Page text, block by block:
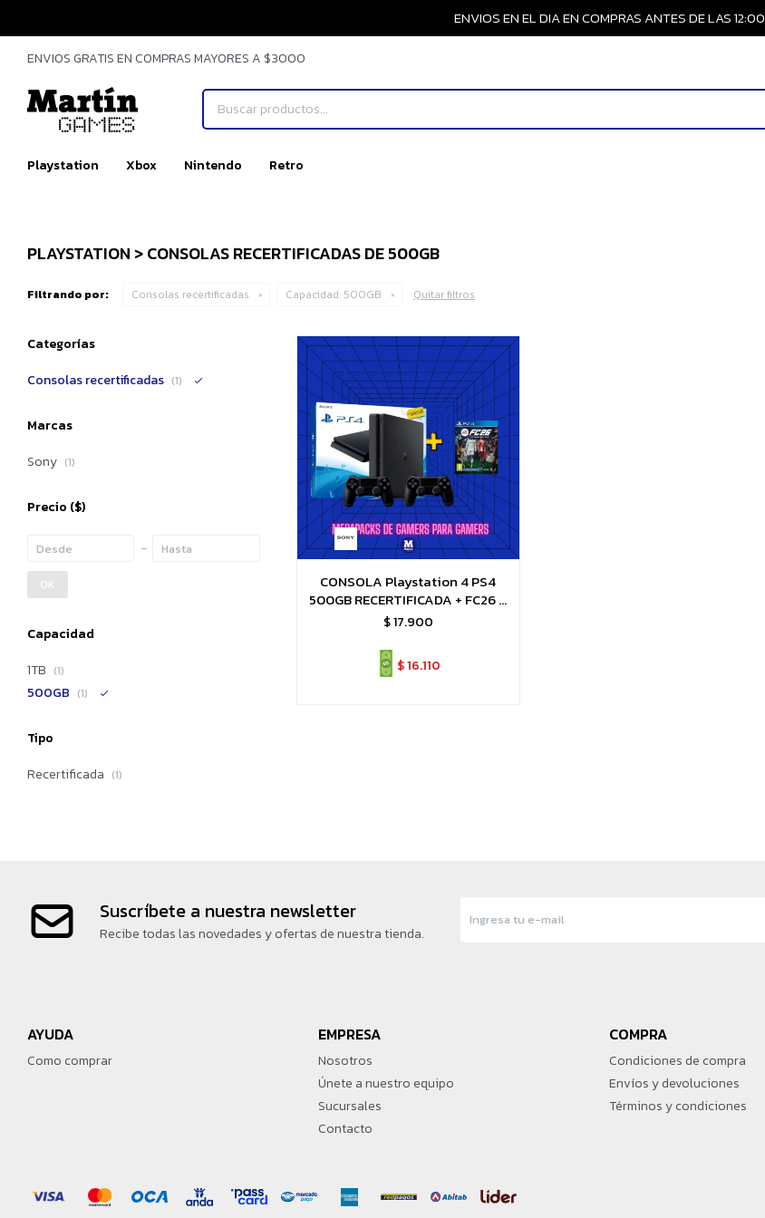
ENVIOS EN EL DIA EN COMPRAS ANTES DE LAS 12:00
Playstation Xbox Nintendo Retro
ENVIOS GRATIS EN COMPRAS MAYORES A $3000
PLAYSTATION > CONSOLAS RECERTIFICADAS DE 500GB
Filtrando por: Consolas recertificadas Capacidad: 500GB Quitar filtros
CONSOLA Playstation 4 PS4
500GB RECERTIFICADA + FC26 o
juego a eleccion
$17.900
$16.110
Categorías
Consolas recertificadas (1)
Marcas
Sony (1)
Precio ($)
OK
Capacidad
1TB (1)
500GB (1)
Tipo
Recertificada (1)
Suscríbete a nuestra newsletter
Recibe todas las novedades y ofertas de nuestra tienda.
AYUDA
Como comprar
EMPRESA
Nosotros
Únete a nuestro equipo
Sucursales
Contacto
COMPRA
Condiciones de compra
Envíos y devoluciones
Términos y condiciones